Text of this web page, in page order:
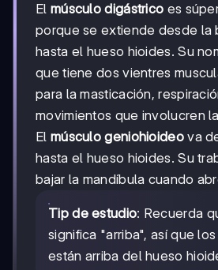
El músculo digástrico es
porque se extiende desde la
hasta el hueso hioides. Su
que tiene dos vientres
para la masticación,
movimientos que involucren
El músculo geniohioideova
hasta el hueso hioides. Su
bajar la mandíbula cuando
Tip de estudio: Recuerda
significa "arriba", así que
están arriba del hueso